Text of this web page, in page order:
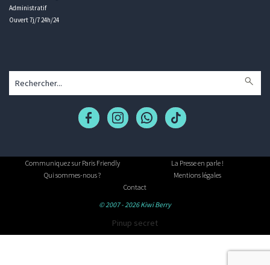
Administratif
Ouvert 7j/7 24h/24
Communiquez sur Paris Friendly
La Presse en parle !
Qui sommes-nous ?
Mentions légales
Contact
© 2007 - 2026 Kiwi Berry
Pinup secret